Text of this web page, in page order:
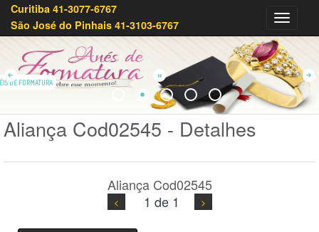
Joias
41-
3233-
7879
Curitiba 41-3077-6767
São José do Pinhais 41-3103-6767
DE FORMATURA
Aliança Cod02545 - Detalhes
Aliança Cod02545
1 de 1